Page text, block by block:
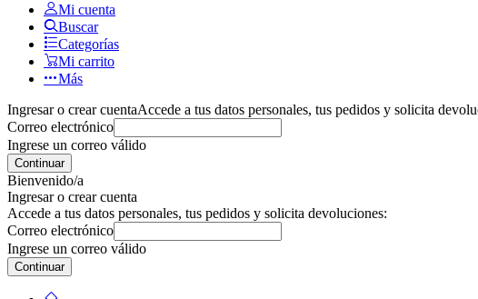
Mi cuenta
Buscar
Categorías
Mi carrito
Más
Ingresar o crear cuentaAccede a tus datos personales, tus pedidos y solicita
Correo electrónico
Ingrese un correo válido
Continuar
Bienvenido/a
Ingresar o crear cuenta
Accede a tus datos personales, tus pedidos y solicita devoluciones:
Correo electrónico
Ingrese un correo válido
Continuar